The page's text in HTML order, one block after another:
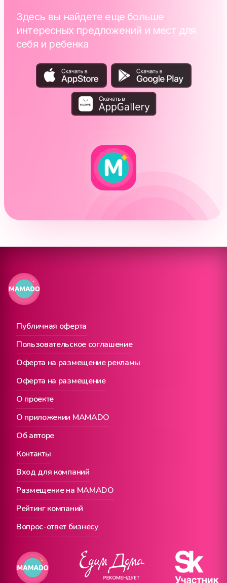
Здесь вы найдете еще больше
интересных предложений и мест для
себя и ребенка
Публичная оферта
О проекте
Вход для компаний
Пользовательское соглашение
О приложении MAMADO
Размещение на MAMADO
Оферта на размещение рекламы
Об авторе
Рейтинг компаний
Оферта на размещение
Контакты
Вопрос-ответ бизнесу